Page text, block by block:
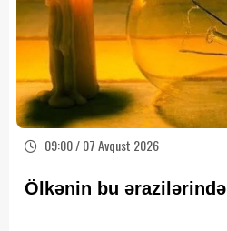
09:00 / 07 Avqust 2026
Ölkənin bu ərazilərində